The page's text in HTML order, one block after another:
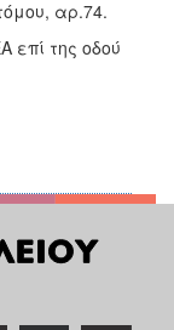
αρ.74.
επί της οδού